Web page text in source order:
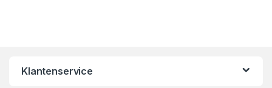
Klantenservice